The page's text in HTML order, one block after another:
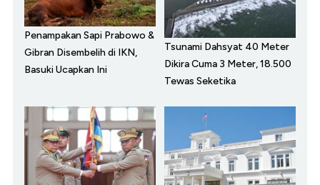
Penampakan Sapi Prabowo &
Gibran Disembelih di IKN,
Basuki Ucapkan Ini
Tsunami Dahsyat 40 Meter
Dikira Cuma 3 Meter, 18.500
Tewas Seketika